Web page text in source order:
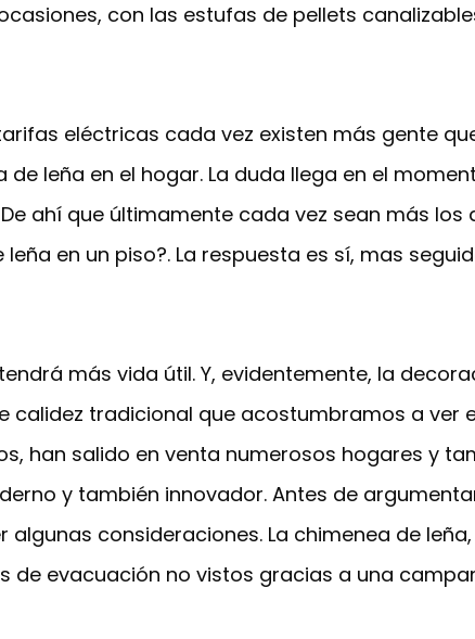
con las estufas de pellets
eléctricas cada vez existen más gente
leña en el hogar. La duda llega en el
ahí que últimamente cada vez sean más
en un piso?. La respuesta es sí, mas
más vida útil. Y, evidentemente, la
calidez tradicional que acostumbramos a ver
han salido en venta numerosos hogares y
y también innovador. Antes de
algunas consideraciones. La chimenea de
de evacuación no vistos gracias a una